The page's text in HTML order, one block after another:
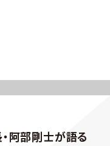
阿部剛士が語る